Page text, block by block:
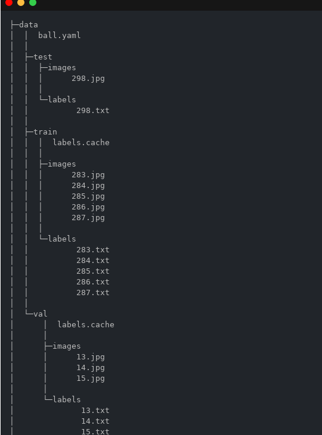
├─data
│  │  ball.yaml
│  ├─test
│  │  ├─images
│  │  │      298.jpg
│  │  └─labels
│  │          298.txt
│  ├─train
│  │  │  labels.cache
│  │  ├─images
│  │  │      283.jpg
│  │  │      284.jpg
│  │  │      285.jpg
│  │  │      286.jpg
│  │  │      287.jpg
│  │  └─labels
│  │          283.txt
│  │          284.txt
│  │          285.txt
│  │          286.txt
│  │          287.txt
│  └─val
│      │  labels.cache
│      ├─images
│      │      13.jpg
│      │      14.jpg
│      │      15.jpg
│      └─labels
│              13.txt
│              14.txt
│              15.txt